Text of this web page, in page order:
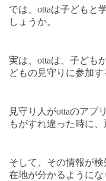
では、 ottaは子どもと
しょうか。
実は、 ottaは、子ども
どもの見守りに参加す
見守り人がottaのアプ
もがすれ違った時に、
そして、その情報が
在地が分かるようにな